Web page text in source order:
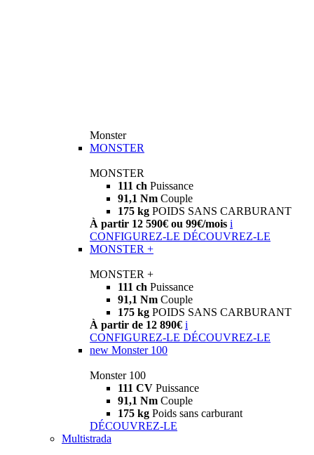
Monster
MONSTER
MONSTER
111 ch Puissance
91,1 Nm Couple
175 kg POIDS SANS CARBURANT
À partir 12 590€ ou 99€/mois i
CONFIGUREZ-LE DÉCOUVREZ-LE
MONSTER +
MONSTER +
111 ch Puissance
91,1 Nm Couple
175 kg POIDS SANS CARBURANT
À partir de 12 890€ i
CONFIGUREZ-LE DÉCOUVREZ-LE
new Monster 100
Monster 100
111 CV Puissance
91,1 Nm Couple
175 kg Poids sans carburant
DÉCOUVREZ-LE
Multistrada